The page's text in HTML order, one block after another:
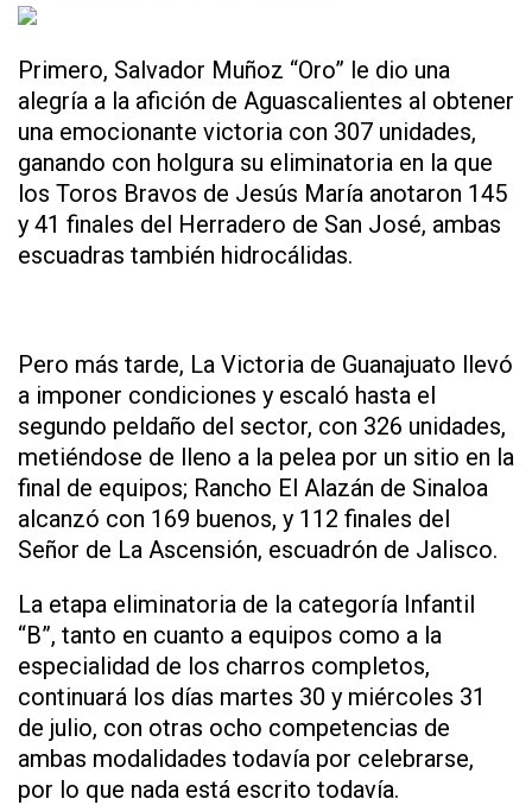
Primero, Salvador Muñoz “Oro” le dio una
alegría a la afición de Aguascalientes al obtener
una emocionante victoria con 307 unidades,
ganando con holgura su eliminatoria en la que
los Toros Bravos de Jesús María anotaron 145
y 41 finales del Herradero de San José, ambas
escuadras también hidrocálidas.
Pero más tarde, La Victoria de Guanajuato llevó
a imponer condiciones y escaló hasta el
segundo peldaño del sector, con 326 unidades,
metiéndose de lleno a la pelea por un sitio en la
final de equipos; Rancho El Alazán de Sinaloa
alcanzó con 169 buenos, y 112 finales del
Señor de La Ascensión, escuadrón de Jalisco.
La etapa eliminatoria de la categoría Infantil
“B”, tanto en cuanto a equipos como a la
especialidad de los charros completos,
continuará los días martes 30 y miércoles 31
de julio, con otras ocho competencias de
ambas modalidades todavía por celebrarse,
por lo que nada está escrito todavía.